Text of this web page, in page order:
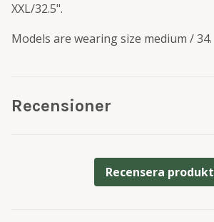
XXL/32.5".
Models are wearing size medium / 34.
Recensioner
Recensera produkt